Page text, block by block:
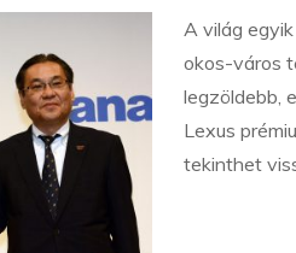
A világ
okos-város
legzöldebb,
Lexus
tekinthet